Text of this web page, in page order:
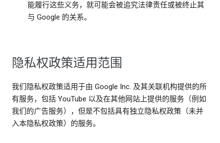
能履行这些义务，就可能会被追究法律责任或被终止其
与 Google 的关系。
隐私权政策适用范围
我们隐私权政策适用于由 Google Inc. 及其关联机构提供的所
有服务，包括 YouTube 以及在其他网站上提供的服务（例如
我们的广告服务），但是不包括具有独立隐私权政策（未并
入本隐私权政策）的服务。